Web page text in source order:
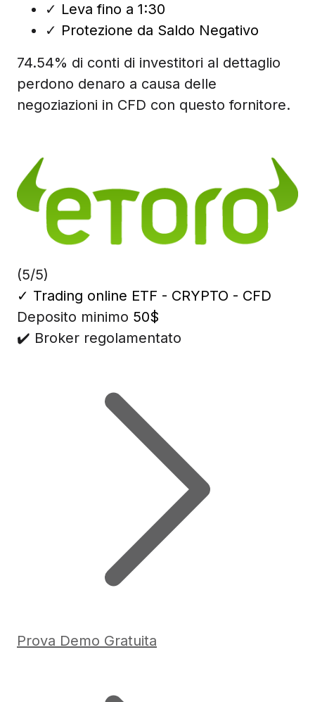
✓ Leva fino a 1:30
✓ Protezione da Saldo Negativo
74.54% di conti di investitori al dettaglio
perdono denaro a causa delle
negoziazioni in CFD con questo fornitore.
(5/5)
✓ Trading online ETF - CRYPTO - CFD
Deposito minimo 50$
✔️ Broker regolamentato
Prova Demo Gratuita